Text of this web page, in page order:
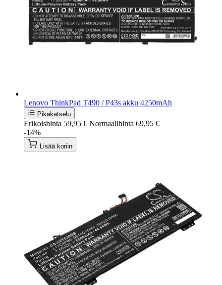
Lenovo ThinkPad T490 / P43s akku 4250mAh
Pikakatselu
Erikoishinta 59,95 € Normaalihinta 69,95 €
-14%
Lisää koriin